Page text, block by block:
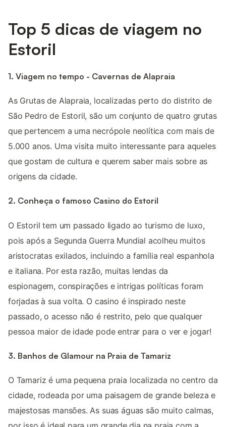
Top 5 dicas de viagem no
Estoril
1. Viagem no tempo - Cavernas de Alapraia
As Grutas de Alapraia, localizadas perto do distrito de
São Pedro de Estoril, são um conjunto de quatro grutas
que pertencem a uma necrópole neolítica com mais de
5.000 anos. Uma visita muito interessante para aqueles
que gostam de cultura e querem saber mais sobre as
origens da cidade.
2. Conheça o famoso Casino do Estoril
O Estoril tem um passado ligado ao turismo de luxo,
pois após a Segunda Guerra Mundial acolheu muitos
aristocratas exilados, incluindo a família real espanhola
e italiana. Por esta razão, muitas lendas da
espionagem, conspirações e intrigas políticas foram
forjadas à sua volta. O casino é inspirado neste
passado, o acesso não é restrito, pelo que qualquer
pessoa maior de idade pode entrar para o ver e jogar!
3. Banhos de Glamour na Praia de Tamariz
O Tamariz é uma pequena praia localizada no centro da
cidade, rodeada por uma paisagem de grande beleza e
majestosas mansões. As suas águas são muito calmas,